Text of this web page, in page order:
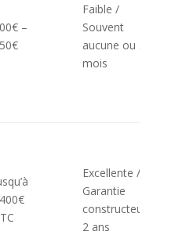
–
Faible /
Souvent
aucune ou 3
mois
Excellente /
Garantie
constructeur
2 ans